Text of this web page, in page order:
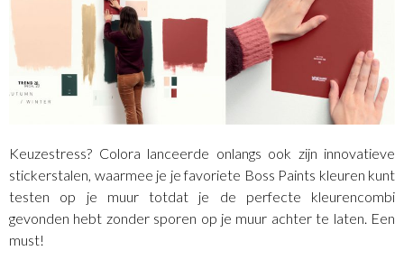
Keuzestress? Colora lanceerde onlangs ook zijn innovatieve
stickerstalen, waarmee je je favoriete Boss Paints kleuren kunt
testen op je muur totdat je de perfecte kleurencombi
gevonden hebt zonder sporen op je muur achter te laten. Een
must!